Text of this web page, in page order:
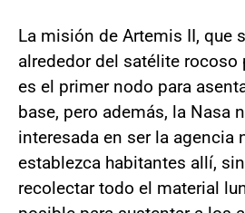
La misión de Artemis II, que
alrededor del satélite rocoso
es el primer nodo para
base, pero además, la Nasa
interesada en ser la agencia
establezca habitantes allí,
recolectar todo el material